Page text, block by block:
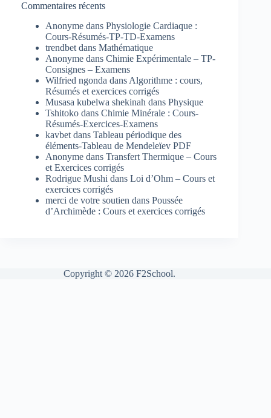
Commentaires récents
Anonyme dans Physiologie Cardiaque :
Cours-Résumés-TP-TD-Examens
trendbet dans Mathématique
Anonyme dans Chimie Expérimentale – TP-
Consignes – Examens
Wilfried ngonda dans Algorithme : cours,
Résumés et exercices corrigés
Musasa kubelwa shekinah dans Physique
Tshitoko dans Chimie Minérale : Cours-
Résumés-Exercices-Examens
kavbet dans Tableau périodique des
éléments-Tableau de Mendeleïev PDF
Anonyme dans Transfert Thermique – Cours
et Exercices corrigés
Rodrigue Mushi dans Loi d’Ohm – Cours et
exercices corrigés
merci de votre soutien dans Poussée
d’Archimède : Cours et exercices corrigés
Copyright © 2026 F2School.